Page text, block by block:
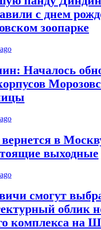
с днем
зоопарке
Началось
в
выходные
смогут
облик
комплекса на